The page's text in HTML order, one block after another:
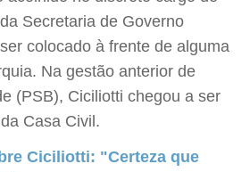
Secretaria de Governo
colocado à frente de alguma
Na gestão anterior de
(PSB), Ciciliotti chegou a ser
Casa Civil.
Ciciliotti: "Certeza que